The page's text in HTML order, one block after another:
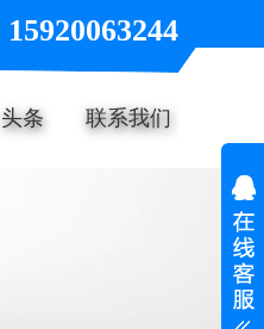
15920063244
头条 联系我们